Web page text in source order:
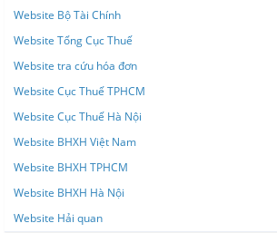
Website Bộ Tài Chính
Website Tổng Cục Thuế
Website tra cứu hóa đơn
Website Cục Thuế TPHCM
Website Cục Thuế Hà Nội
Website BHXH Việt Nam
Website BHXH TPHCM
Website BHXH Hà Nội
Website Hải quan